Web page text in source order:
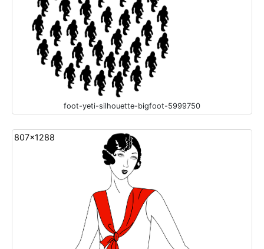
foot-yeti-silhouette-bigfoot-5999750
807x1288